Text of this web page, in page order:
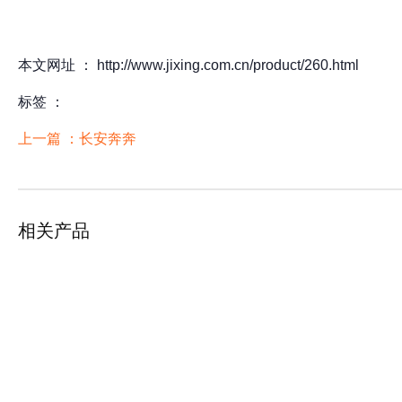
本文网址 ： http://www.jixing.com.cn/product/260.html
标签 ：
上一篇 ： 长安奔奔
相关产品